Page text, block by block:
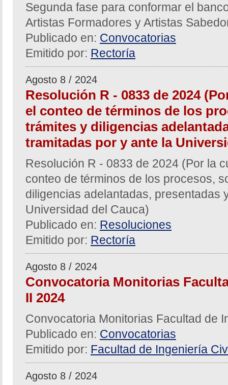
Segunda fase para conformar el
Artistas Formadores y Artistas
Publicado en: Convocatorias
Emitido por: Rectoría
Agosto 8 / 2024
Resolución R - 0833 de 2024
el conteo de términos de los
trámites y diligencias
tramitadas por y ante la
Resolución R - 0833 de 2024 (Por la
conteo de términos de los procesos,
diligencias adelantadas, presentadas
Universidad del Cauca)
Publicado en: Resoluciones
Emitido por: Rectoría
Agosto 8 / 2024
Convocatoria Monitorias
II 2024
Convocatoria Monitorias Facultad de
Publicado en: Convocatorias
Emitido por: Facultad de Ingeniería
Agosto 8 / 2024